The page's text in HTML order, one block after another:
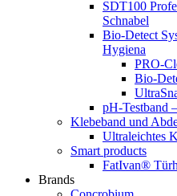
SDT100
Schnabel
Bio-Detect
Hygiena
PRO-
Bio-
pH-Testband
Klebeband und
Ultraleichtes
Smart products
FatIvan®
Brands